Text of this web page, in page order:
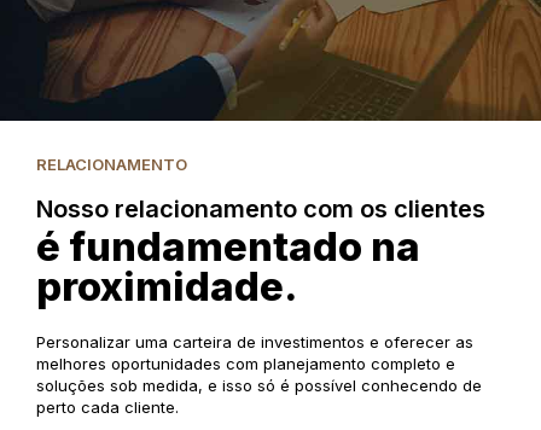
RELACIONAMENTO
Nosso relacionamento com os clientes
é fundamentado na
proximidade.
Personalizar uma carteira de investimentos e oferecer as
melhores oportunidades com planejamento completo e
soluções sob medida, e isso só é possível conhecendo de
perto cada cliente.